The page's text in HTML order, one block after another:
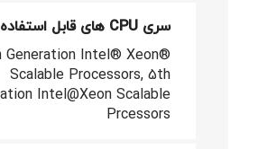
سری CPU های قابل استفاده
Generation Intel® Xeon®
Scalable Processors, 5th
Intel@Xeon Scalable
Prcessors